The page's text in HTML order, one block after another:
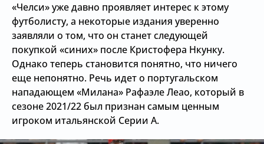
«Челси» уже давно проявляет интерес к этому
футболисту, а некоторые издания уверенно
заявляли о том, что он станет следующей
покупкой «синих» после Кристофера Нкунку.
Однако теперь становится понятно, что ничего
еще непонятно. Речь идет о португальском
нападающем «Милана» Рафаэле Леао, который в
сезоне 2021/22 был признан самым ценным
игроком итальянской Серии А.
Контакты